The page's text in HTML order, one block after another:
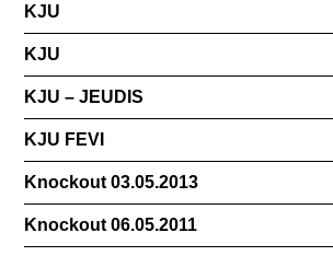
KJU
KJU
KJU – JEUDIS
KJU FEVI
Knockout 03.05.2013
Knockout 06.05.2011